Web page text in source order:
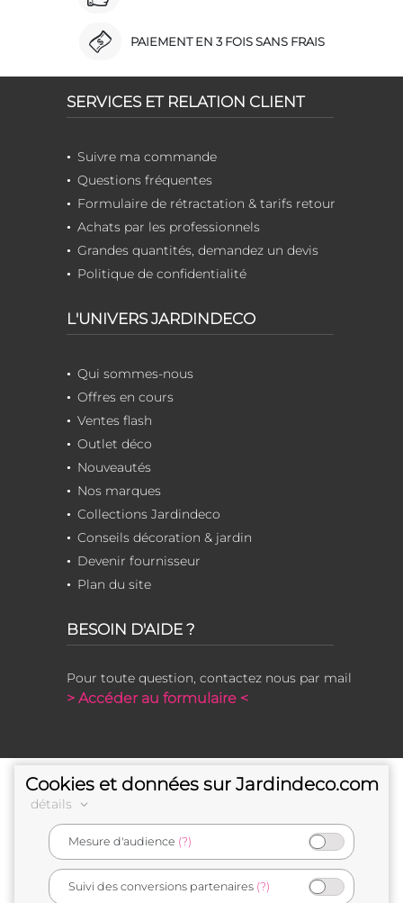
PAIEMENT EN 3 FOIS SANS FRAIS
SERVICES ET RELATION CLIENT
Suivre ma commande
Questions fréquentes
Formulaire de rétractation & tarifs retour
Achats par les professionnels
Grandes quantités, demandez un devis
Politique de confidentialité
L'UNIVERS JARDINDECO
Qui sommes-nous
Offres en cours
Ventes flash
Outlet déco
Nouveautés
Nos marques
Collections Jardindeco
Conseils décoration & jardin
Devenir fournisseur
Plan du site
BESOIN D'AIDE ?
Pour toute question, contactez nous par mail
> Accéder au formulaire <
e-commerçant français
Cookies et données sur Jardindeco.com
détails
Mesure d'audience (?)
Suivi des conversions partenaires (?)